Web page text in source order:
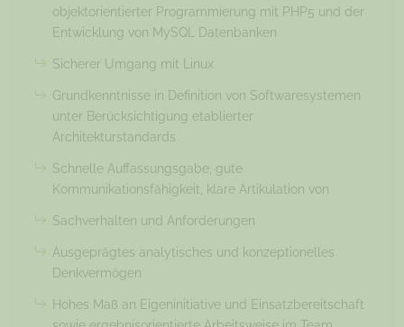
objektorientierter Programmierung mit PHP5 und der
Entwicklung von MySQL Datenbanken
Sicherer Umgang mit Linux
Grundkenntnisse in Definition von Softwaresystemen
unter Berücksichtigung etablierter
Architekturstandards
Schnelle Auffassungsgabe, gute
Kommunikationsfähigkeit, klare Artikulation von
Sachverhalten und Anforderungen
Ausgeprägtes analytisches und konzeptionelles
Denkvermögen
Hohes Maß an Eigeninitiative und Einsatzbereitschaft